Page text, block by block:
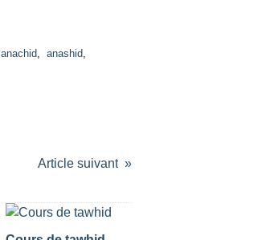
anachid, anashid,
Article suivant